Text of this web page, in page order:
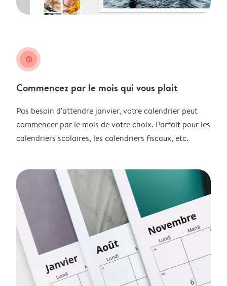
clock
Commencez par le mois qui vous plait
Pas besoin d'attendre janvier, votre calendrier peut
commencer par le mois de votre choix. Parfait pour les
calendriers scolaires, les calendriers fiscaux, etc.